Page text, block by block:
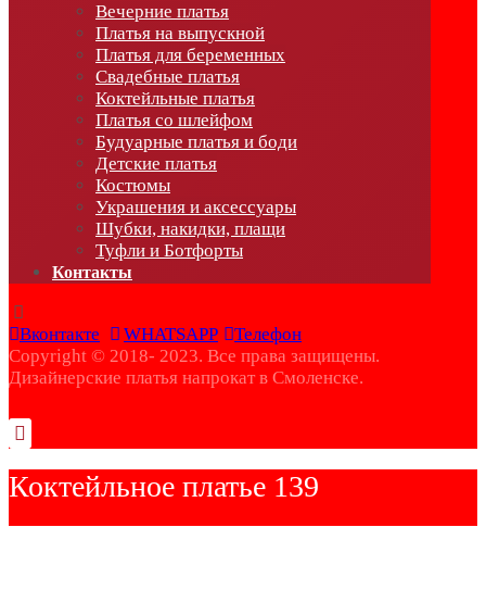
Вечерние платья
Платья на выпускной
Платья для беременных
Свадебные платья
Коктейльные платья
Платья со шлейфом
Будуарные платья и боди
Детские платья
Костюмы
Украшения и аксессуары
Шубки, накидки, плащи
Туфли и Ботфорты
Контакты
Вконтакте WHATSAPP
Телефон
Copyright © 2018- 2023. Все права защищены.
Дизайнерские платья напрокат в Смоленске.
Коктейльное платье 139